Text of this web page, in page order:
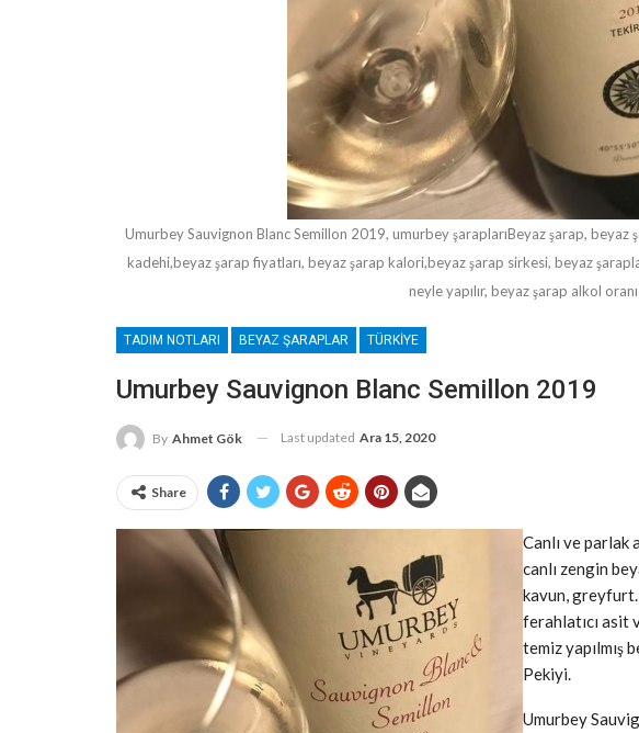
Umurbey Sauvignon Blanc Semillon 2019, umurbey şaraplarıBeyaz şarap, beyaz
kadehi,beyaz şarap fiyatları, beyaz şarap kalori,beyaz şarap sirkesi, beyaz
neyle yapılır, beyaz şarap alkol oranı
TADIM NOTLARI BEYAZ ŞARAPLAR TÜRKIYE
Umurbey Sauvignon Blanc Semillon 2019
By Ahmet Gök Last updated Ara 15, 2020
Share
Canlı ve parlak
canlı zengin
kavun,
ferahlatıcı asit
temiz yapılmış
Pekiyi.
Umurbey